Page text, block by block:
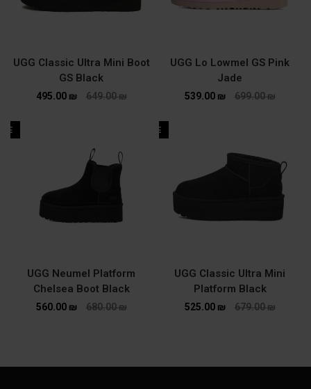
UGG Lo Lowmel GS Pink
Jade
699.00₪
539.00 ₪
UGG Classic Ultra Mini Boot
GS Black
649.00₪
495.00 ₪
SALE
UGG Classic Ultra Mini
Platform Black
679.00₪
525.00 ₪
UGG Neumel Platform
Chelsea Boot Black
680.00₪
560.00 ₪